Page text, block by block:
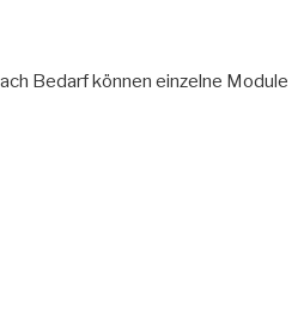
Bedarf können einzelne Module